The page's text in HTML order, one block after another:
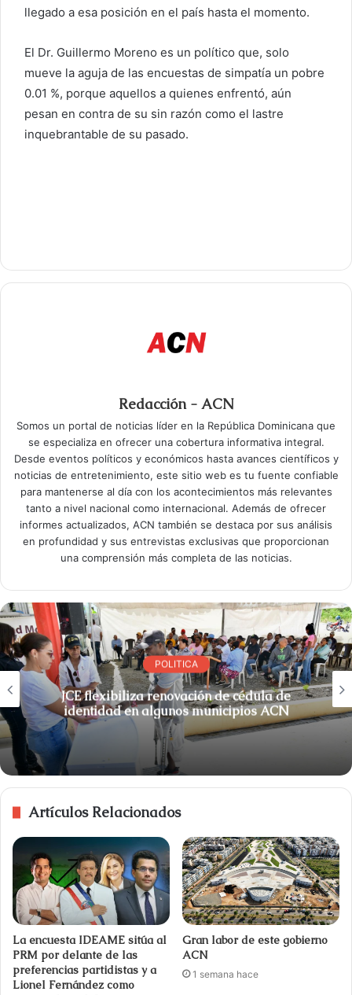
llegado a esa posición en el país hasta el momento.
El Dr. Guillermo Moreno es un político que, solo
mueve la aguja de las encuestas de simpatía un pobre
0.01 %, porque aquellos a quienes enfrentó, aún
pesan en contra de su sin razón como el lastre
inquebrantable de su pasado.
Redacción - ACN
Somos un portal de noticias líder en la República Dominicana que
se especializa en ofrecer una cobertura informativa integral.
Desde eventos políticos y económicos hasta avances científicos y
noticias de entretenimiento, este sitio web es tu fuente confiable
para mantenerse al día con los acontecimientos más relevantes
tanto a nivel nacional como internacional. Además de ofrecer
informes actualizados, ACN también se destaca por sus análisis
en profundidad y sus entrevistas exclusivas que proporcionan
una comprensión más completa de las noticias.
POLITICA
JCE flexibiliza renovación de cédula de
identidad en algunos municipios ACN
Artículos Relacionados
La encuesta IDEAME sitúa al
PRM por delante de las
preferencias partidistas y a
Lionel Fernández como
Gran labor de este gobierno
ACN
1 semana hace